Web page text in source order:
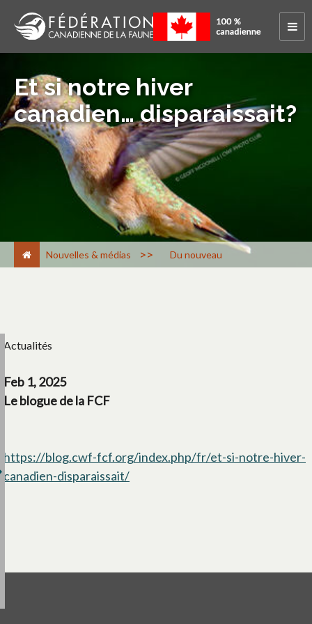
Et si notre hiver
canadien… disparaissait?
Nouvelles & médias > Du nouveau
Actualités
Feb 1, 2025
Le blogue de la FCF
https://blog.cwf-fcf.org/index.php/fr/et-si-notre-hiver-
canadien-disparaissait/